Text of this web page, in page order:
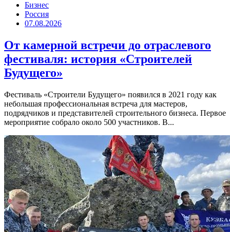
Бизнес
Россия
07.08.2026
От камерной встречи до отраслевого
фестиваля: история «Строителей
Будущего»
Фестиваль «Строители Будущего» появился в 2021 году как
небольшая профессиональная встреча для мастеров,
подрядчиков и представителей строительного бизнеса. Первое
мероприятие собрало около 500 участников. В...